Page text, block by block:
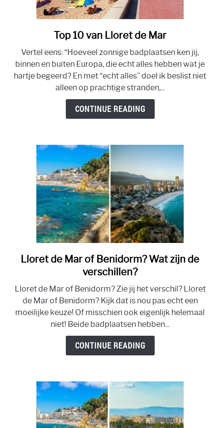
LLORET DE MAR STRAND – BESTE 8 STRANDEN OM NIET
VAKANTIE IN LLORET DE MAR 2022- 21 TIPS!
VILLA IN LLORET DE MAR HUREN? JE PERFECTE
VAKANTIEHUIS IN 10 STAPPEN
ONTDEK DE TOP 12 BESTE DISCOTHEKEN IN LLORET DE
TOP 10 VILLA’S IN LLORET DE MAR MET PRIVÉ ZWEMBAD
link
Top
10
van
Lloret
de
Mar
Top 10 van Lloret de Mar
Vertel eens: “Hoeveel zonnige badplaatsen ken jij,
binnen en buiten Europa, die echt alles hebben wat je
hartje begeerd? En met “echt alles” doel ik beslist niet
alleen op prachtige stranden,...
CONTINUE READING
link
to
de
Mar
of
Benidorm?
Wat
Lloret de Mar of Benidorm? Wat zijn de
verschillen?
Lloret de Mar of Benidorm? Zie jij het verschil? Lloret
de Mar of Benidorm? Kijk dat is nou pas echt een
moeilijke keuze! Of misschien ook eigenlijk helemaal
niet! Beide badplaatsen hebben...
CONTINUE READING